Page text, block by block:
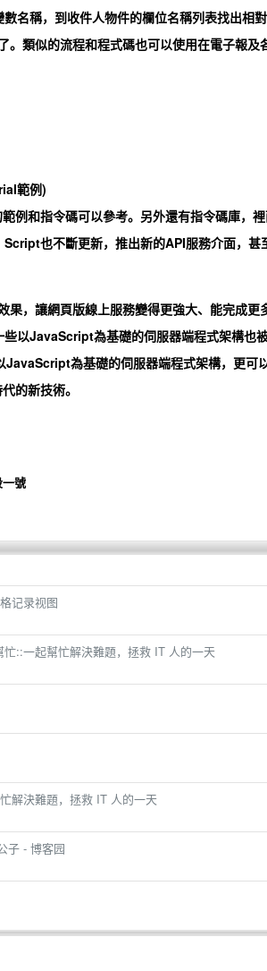
名稱，到收件人物件的欄位名稱列表找出相對
類似的流程和程式碼也可以使用在電子報及
範例)
例和指令碼可以參考。另外還有指令碼庫，
也不斷更新，推出新的API服務介面，甚
，讓網頁版線上服務變得更強大、能完成更
以JavaScript為基礎的伺服器端程式架構也
為基礎的伺服器端程式架構，更可
的新技術。
號
记录视图
::一起幫忙解決難題，拯救 IT 人的一天
解決難題，拯救 IT 人的一天
子 - 博客园